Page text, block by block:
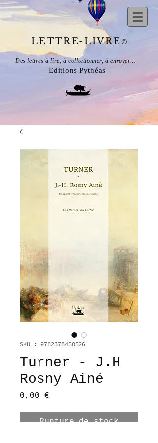
LETTRE-LIVRE©
Des lettres à lire, à collectionner, à envoyer...
Editions Pythéas
SKU : 9782378450526
Turner - J.H
Rosny Ainé
0,00 €
Rupture de stock